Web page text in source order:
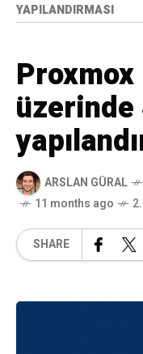
YAPILANDIRMASI
ARSLAN GÜRAL
11 months ago
SHARE